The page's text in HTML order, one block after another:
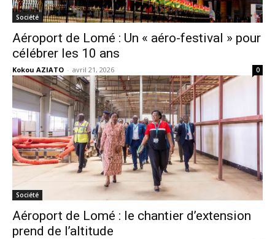
Société
Aéroport de Lomé : Un « aéro-festival » pour
célébrer les 10 ans
Kokou AZIATO - avril 21, 2026 0
Société
Aéroport de Lomé : le chantier d’extension
prend de l’altitude